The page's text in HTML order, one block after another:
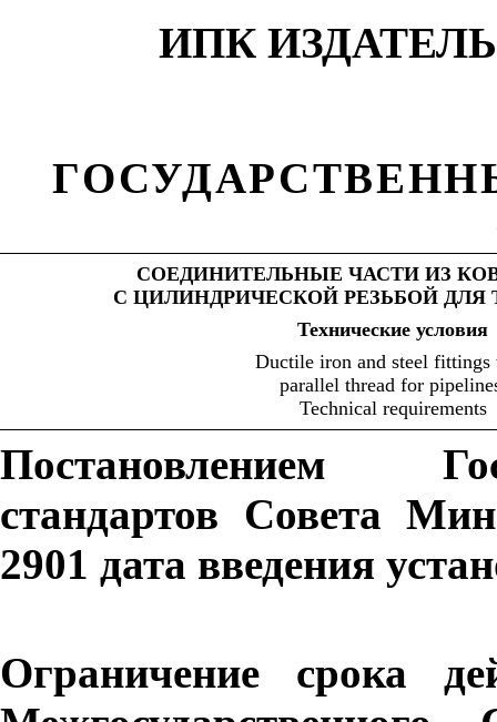
ИПК
СОЕДИНИТЕЛЬНЫЕ ЧАСТИ ИЗ
С ЦИЛИНДРИЧЕСКОЙ РЕЗЬБОЙ ДЛЯ
Технические условия
Ductile iron and steel fittings
parallel thread for
Technical requirements
Постановлением
стандартов Совета
2901 дата введения
Ограничение срока